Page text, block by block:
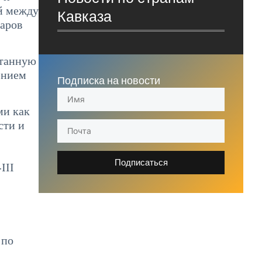
между
как
и
III
Кавказа
Подписка на новости
Подписаться